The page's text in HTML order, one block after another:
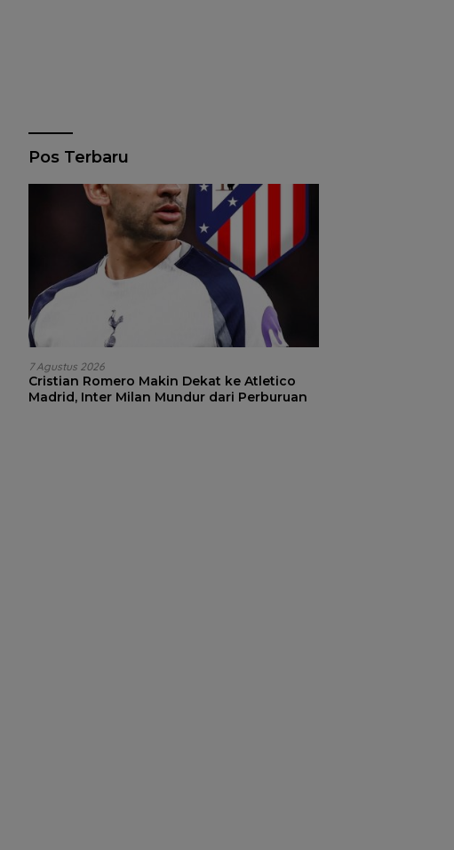
Pos Terbaru
7 Agustus 2026
Cristian Romero Makin Dekat ke Atletico
Madrid, Inter Milan Mundur dari Perburuan